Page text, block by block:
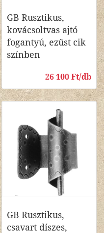
GB Rusztikus,
kovácsoltvas ajtó
fogantyú, ezüst cik
színben
26 100 Ft/db
GB Rusztikus,
csavart díszes,